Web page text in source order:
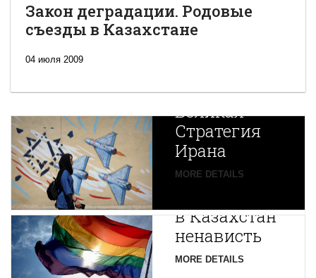
Закон деградации. Родовые
съезды в Казахстане
04 июля 2009
Новая
Великая
Стратегия
Ирана
MORE DETAILS
Путин
в Казахстан
ненависть
MORE DETAILS
Центральной
Азии
зарождается